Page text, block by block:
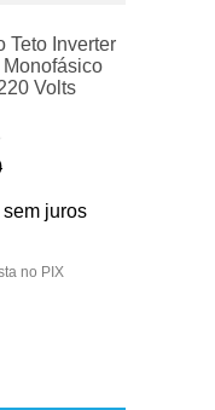
Teto Inverter
Volts
juros
no PIX